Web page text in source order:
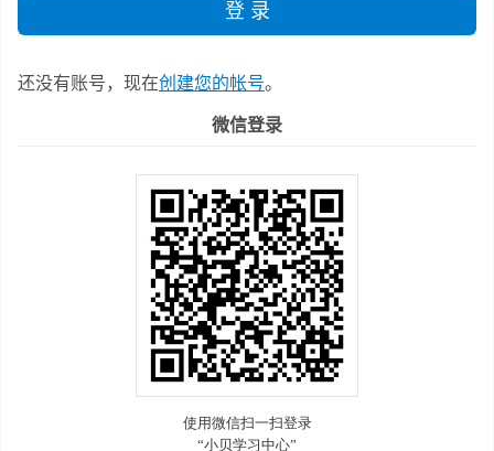
还没有账号，现在创建您的帐号。
微信登录